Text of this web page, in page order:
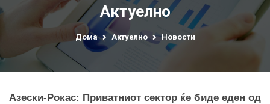
Актуелно
Дома Актуелно Новости
Азески-Рокас: Приватниот сектор ќе биде еден од